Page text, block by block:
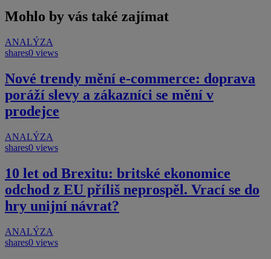
Mohlo by vás také zajímat
ANALÝZA
shares0 views
Nové trendy mění e-commerce: doprava
poráží slevy a zákazníci se mění v
prodejce
ANALÝZA
shares0 views
10 let od Brexitu: britské ekonomice
odchod z EU příliš neprospěl. Vrací se do
hry unijní návrat?
ANALÝZA
shares0 views